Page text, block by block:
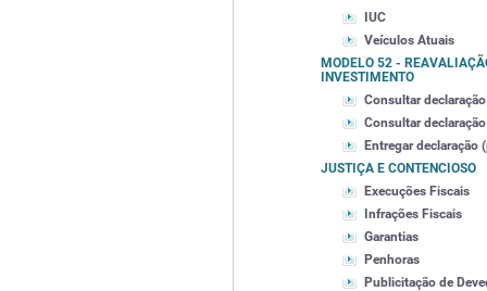
IUC
Veículos Atuais
MODELO 52 -
INVESTIMENTO
Consultar declaração
Consultar
Entregar
JUSTIÇA E CONTENCIOSO
Execuções Fiscais
Infrações Fiscais
Garantias
Penhoras
Publicitação de